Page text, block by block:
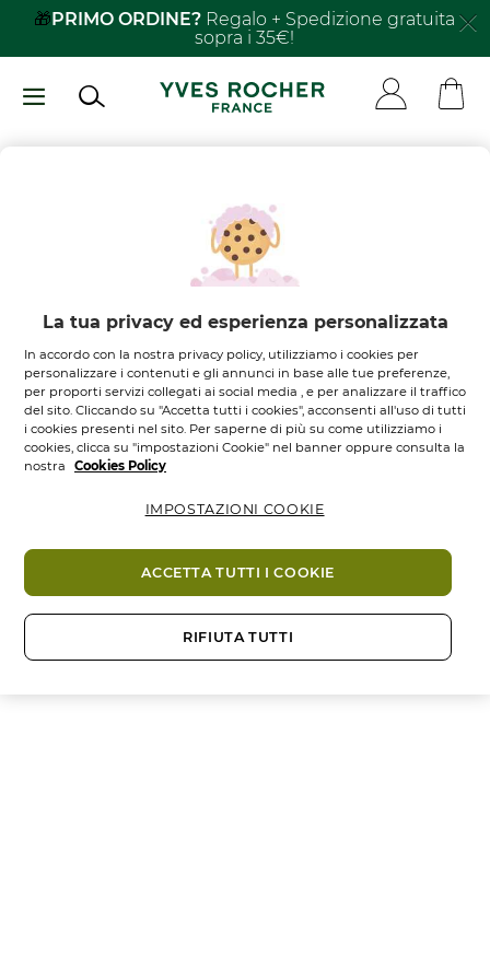
Salta
principale
🎁PRIMO ORDINE? Regalo + Spedizione gratuita
sopra i 35€!
Lasciati ispirare
SCOPRI I NOSTRI PRODOTTI
La tua privacy ed esperienza personalizzata
In accordo con la nostra privacy policy, utilizziamo i cookies per
personalizzare i contenuti e gli annunci in base alle tue preferenze,
per proporti servizi collegati ai social media , e per analizzare il traffico
del sito. Cliccando su "Accetta tutti i cookies", acconsenti all'uso di tutti
i cookies presenti nel sito. Per saperne di più su come utilizziamo i
cookies, clicca su "impostazioni Cookie" nel banner oppure consulta la
nostra
Cookies Policy
RIFIUTA TUTTI
ACCETTA TUTTI I COOKIE
IMPOSTAZIONI COOKIE